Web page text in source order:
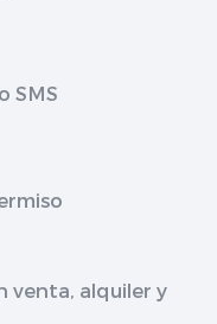
SMS
venta, alquiler y